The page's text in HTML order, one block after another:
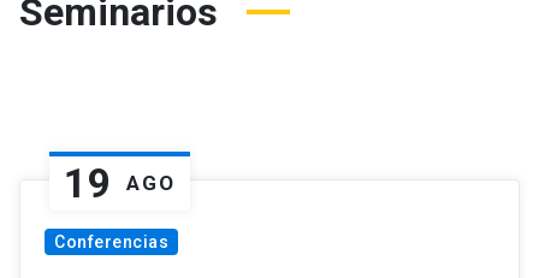
Seminarios
19 AGO
Conferencias